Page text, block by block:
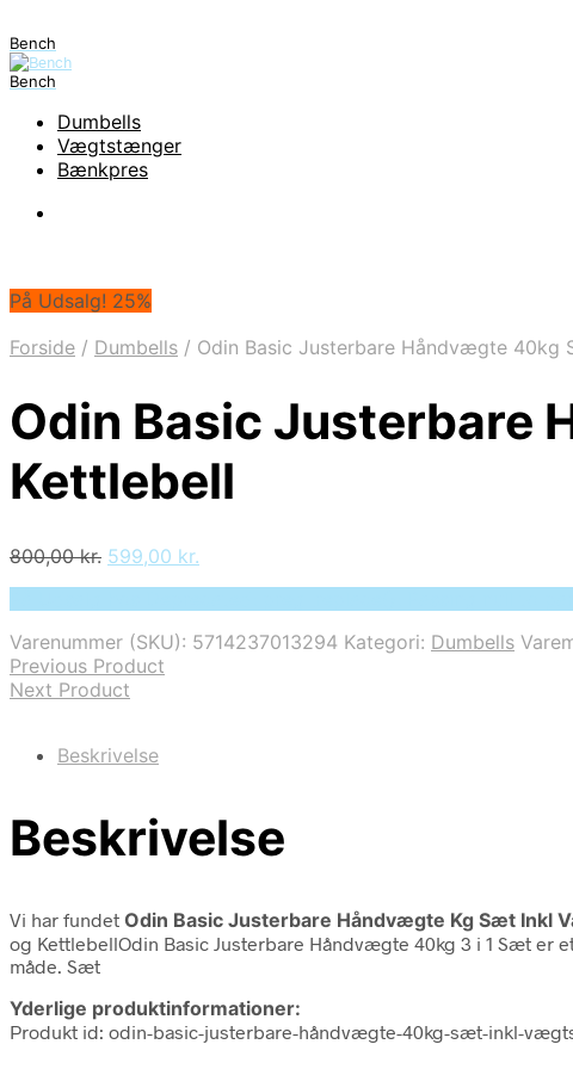
Bench
Bench
Dumbells
Vægtstænger
Bænkpres
På Udsalg! 25%
Forside / Dumbells / Odin Basic Justerbare Håndvægte
Odin Basic
Kettlebell
800,00kr. Den
800,00 kr..
599,00 kr.
599,00 kr..
Varenummer (SKU): 5714237013294 Kategori: Dumbells
Previous Product
Next Product
Beskrivelse
Beskrivelse
Vi har fundet Odin Basic Justerbare Håndvægte Kg Sæt Inkl
og KettlebellOdin Basic Justerbare Håndvægte 40kg 3 i 1 Sæt
måde. Sæt
Yderlige produktinformationer:
Produkt id: odin-basic-justerbare-håndvægte-40kg-sæt-inkl-